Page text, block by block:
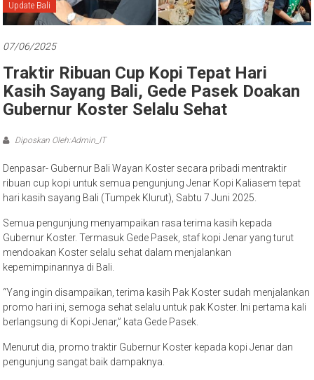
Bali
Update Bali
07/06/2025
Traktir Ribuan Cup Kopi Tepat Hari
Kasih Sayang Bali, Gede Pasek Doakan
Gubernur Koster Selalu Sehat
Diposkan Oleh:Admin_IT
Denpasar- Gubernur Bali Wayan Koster secara pribadi mentraktir
ribuan cup kopi untuk semua pengunjung Jenar Kopi Kaliasem tepat
hari kasih sayang Bali (Tumpek Klurut), Sabtu 7 Juni 2025.
Semua pengunjung menyampaikan rasa terima kasih kepada
Gubernur Koster. Termasuk Gede Pasek, staf kopi Jenar yang turut
mendoakan Koster selalu sehat dalam menjalankan
kepemimpinannya di Bali.
“Yang ingin disampaikan, terima kasih Pak Koster sudah menjalankan
promo hari ini, semoga sehat selalu untuk pak Koster. Ini pertama kali
berlangsung di Kopi Jenar,” kata Gede Pasek.
Menurut dia, promo traktir Gubernur Koster kepada kopi Jenar dan
pengunjung sangat baik dampaknya.